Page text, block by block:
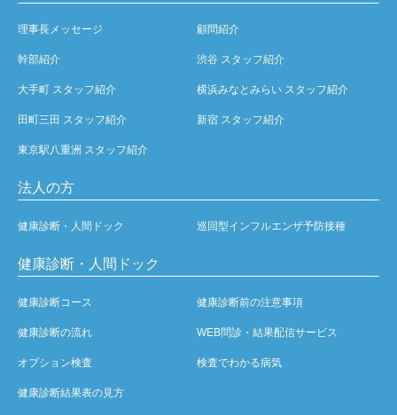
理事長メッセージ 顧問紹介
幹部紹介 渋谷 スタッフ紹介
大手町 スタッフ紹介 横浜みなとみらい スタッフ紹介
田町三田 スタッフ紹介 新宿 スタッフ紹介
東京駅八重洲 スタッフ紹介
法人の方
健康診断・人間ドック 巡回型インフルエンザ予防接種
健康診断・人間ドック
健康診断コース 健康診断前の注意事項
健康診断の流れ WEB問診・結果配信サービス
オプション検査 検査でわかる病気
健康診断結果表の見方